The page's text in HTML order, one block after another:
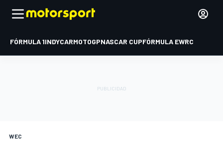
FÓRMULA 1INDYCARMOTOGPNASCAR CUPFÓRMULA EWRC
WEC